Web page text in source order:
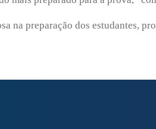
na preparação dos estudantes,